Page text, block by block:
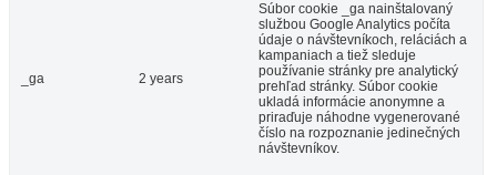
_ga 2 years
Súbor cookie _ga nainštalovaný
službou Google Analytics počíta
údaje o návštevníkoch, reláciách a
kampaniach a tiež sleduje
používanie stránky pre analytický
prehľad stránky. Súbor cookie
ukladá informácie anonymne a
priraďuje náhodne vygenerované
číslo na rozpoznanie jedinečných
návštevníkov.